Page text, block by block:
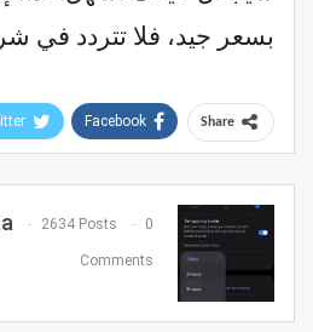
بسعر جيد، فلا تتردد في
Share
Facebook
Email
2634 Posts 0
Comments